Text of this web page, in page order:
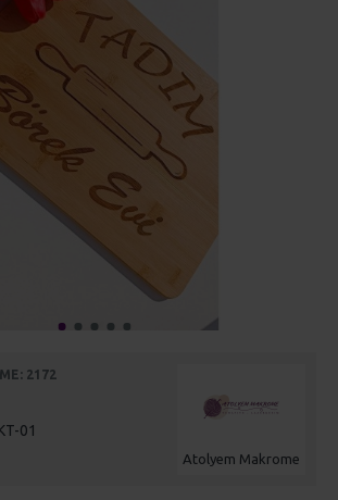
01
Atolyem Makrome
2172